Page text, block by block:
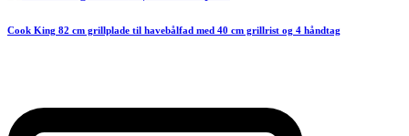
Cook King 82 cm grillplade til havebålfad med 40 cm grillrist og 4 håndtag